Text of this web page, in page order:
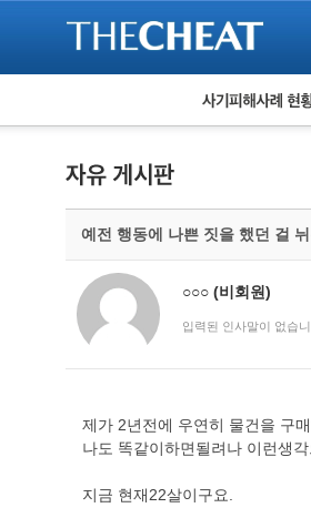
피해사례 현황
보이스피싱 피해
유해사이트 목록
비공개 피해사례
워킹홀리데이 피해
예전 행동에 나쁜 짓을 했던 걸
○○○ (비회원)
입력된 인사말이 없습니
제가 2년전에 우연히 물건을 구
나도 똑같이하면될려나 이런생
지금 현재22살이구요.